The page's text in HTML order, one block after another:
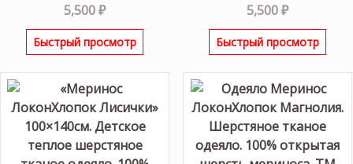
5,500₽
Быстрый просмотр
5,500₽
Быстрый просмотр